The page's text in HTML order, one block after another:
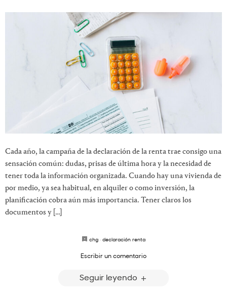
Cada año, la campaña de la declaración de la renta trae consigo una
sensación común: dudas, prisas de última hora y la necesidad de
tener toda la información organizada. Cuando hay una vivienda de
por medio, ya sea habitual, en alquiler o como inversión, la
planificación cobra aún más importancia. Tener claros los
documentos y […]
chg · declaración renta
Escribir un comentario
Seguir leyendo